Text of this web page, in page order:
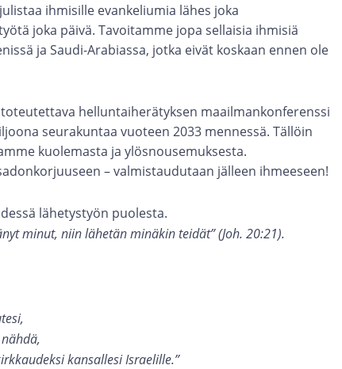
ihmisille evankeliumia lähes joka
joka päivä. Tavoitamme jopa sellaisia ihmisiä
ja Saudi-Arabiassa, jotka eivät koskaan ennen ole
helluntaiherätyksen maailmankonferenssi
seurakuntaa vuoteen 2033 mennessä. Tällöin
kuolemasta ja ylösnousemuksesta.
– valmistaudutaan jälleen ihmeeseen!
lähetystyön puolesta.
minut, niin lähetän minäkin teidät” (Joh. 20:21).
kansallesi Israelille.”